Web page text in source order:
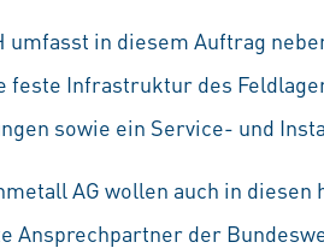
umfasst in diesem Auftrag
Infrastruktur des
sowie ein Service- und
AG wollen auch in
Ansprechpartner der